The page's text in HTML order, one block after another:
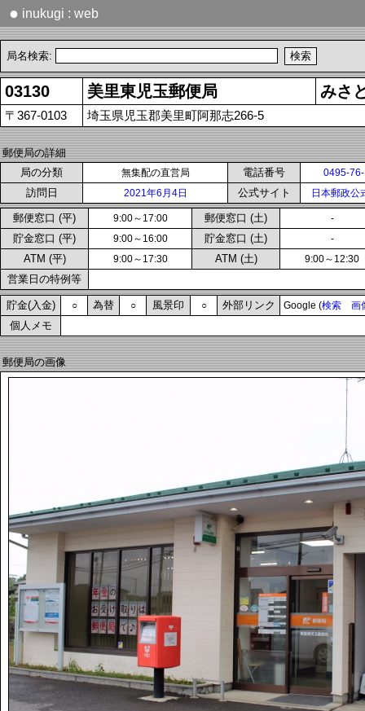
● inukugi : web
局名検索:
03130 美里東児玉郵便局 みさ
〒367-0103 埼玉県児玉郡美里町阿那志266-5
郵便局の詳細
局の分類
無集配の直営局 電話番号 0495-
訪問日 2021年6月4日 公式サイト 日本郵政公
郵便窓口 (平) 9:00～17:00 郵便窓口 (土) -
貯金窓口 (平) 9:00～16:00 貯金窓口 (土) -
ATM (平) 9:00～17:30 ATM (土) 9:00～12:30
営業日の特例等
貯金(入金) ○ 為替 ○ 風景印 ○ 外部リンク Google (検索 画
個人メモ
郵便局の画像